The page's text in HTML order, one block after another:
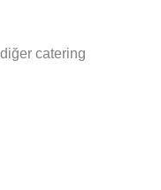
catering